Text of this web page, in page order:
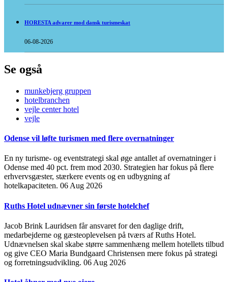
HORESTA advarer mod dansk turismeskat
06-08-2026
Se også
munkebjerg gruppen
hotelbranchen
vejle center hotel
vejle
Odense vil løfte turismen med flere overnatninger
En ny turisme- og eventstrategi skal øge antallet af overnatninger i
Odense med 40 pct. frem mod 2030. Strategien har fokus på flere
erhvervsgæster, stærkere events og en udbygning af
hotelkapaciteten. 06 Aug 2026
Ruths Hotel udnævner sin første hotelchef
Jacob Brink Lauridsen får ansvaret for den daglige drift,
medarbejderne og gæsteoplevelsen på tværs af Ruths Hotel.
Udnævnelsen skal skabe større sammenhæng mellem hotellets tilbud
og give CEO Maria Bundgaard Christensen mere fokus på strategi
og forretningsudvikling. 06 Aug 2026